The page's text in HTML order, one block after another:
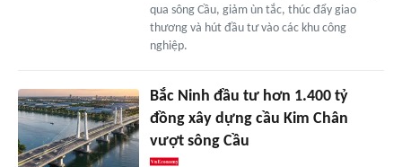
qua sông Cầu, giảm ùn tắc, thúc đẩy giao
thương và hút đầu tư vào các khu công
nghiệp.
Bắc Ninh đầu tư hơn 1.400 tỷ
đồng xây dựng cầu Kim Chân
vượt sông Cầu